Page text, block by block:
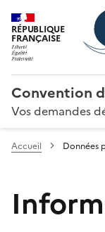
RÉPUBLIQUE
FRANÇAISE
Convention
Vos demandes
Accueil Données